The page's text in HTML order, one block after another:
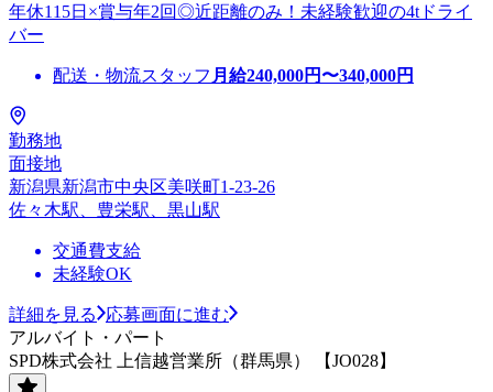
年休115日×賞与年2回◎近距離のみ！未経験歓迎の4tドライ
バー
配送・物流スタッフ 月給240,000円〜340,000円
勤務地
面接地
新潟県新潟市中央区美咲町1-23-26
佐々木駅、豊栄駅、黒山駅
交通費支給
未経験OK
詳細を見る
応募画面に進む
アルバイト・パート
SPD株式会社 上信越営業所（群馬県） 【JO028】